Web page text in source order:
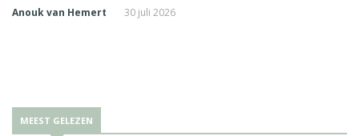
Anouk van Hemert 30 juli 2026
MEEST GELEZEN